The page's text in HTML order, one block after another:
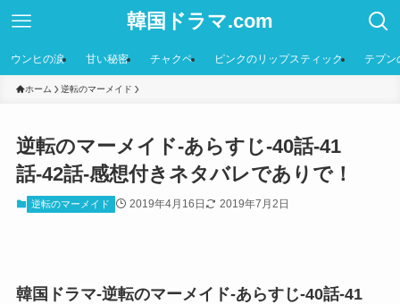
韓国ドラマ.com
ウンヒの涙 甘い秘密 チャクペ ピンクのリップスティック テプン
ホーム 逆転のマーメイド
逆転のマーメイド-あらすじ-40話-41
話-42話-感想付きネタバレでありで！
逆転のマーメイド 2019年4月16日 2019年7月2日
韓国ドラマ-逆転のマーメイド-あらすじ-40話-41